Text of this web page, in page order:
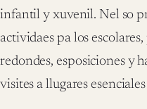
infantil y xuvenil. Nel so
actividaes pa los
redondes, esposiciones y
visites a llugares